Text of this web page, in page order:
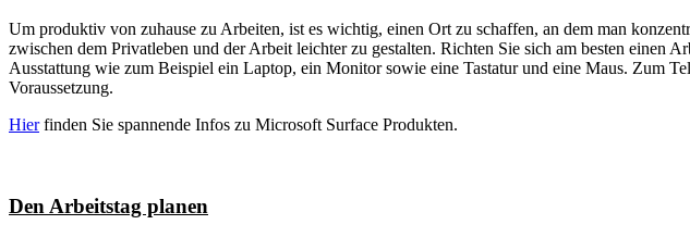
Um produktiv von zuhause zu Arbeiten, ist es wichtig, einen Ort zu schaffen, an dem man
zwischen dem Privatleben und der Arbeit leichter zu gestalten. Richten Sie sich am besten einen
Ausstattung wie zum Beispiel ein Laptop, ein Monitor sowie eine Tastatur und eine Maus. Zum
Voraussetzung.
Hierfinden Sie spannende Infos zu Microsoft Surface Produkten.
Den Arbeitstag planen